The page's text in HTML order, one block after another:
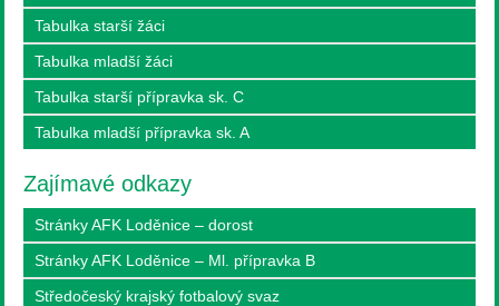
Tabulka starší žáci
Tabulka mladší žáci
Tabulka starší přípravka sk. C
Tabulka mladší přípravka sk. A
Zajímavé odkazy
Stránky AFK Loděnice – dorost
Stránky AFK Loděnice – Ml. přípravka B
Středočeský krajský fotbalový svaz